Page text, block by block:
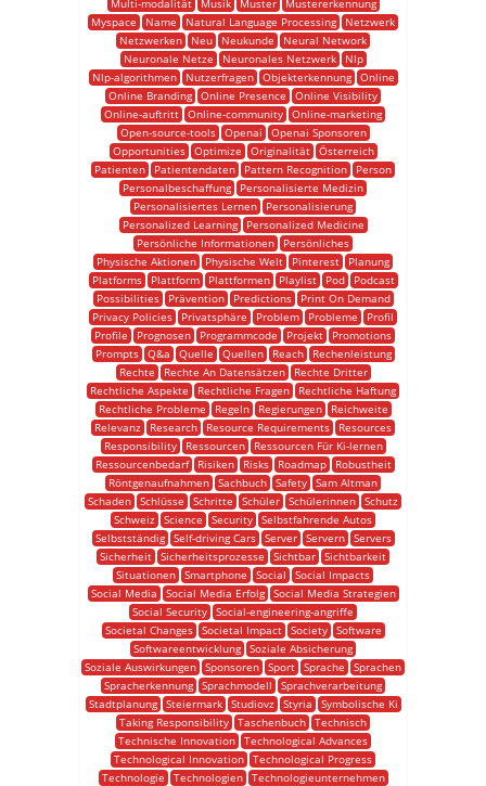
Multi-modalität Musik Muster
Mustererkennung
Myspace
Name Natural Language Processing
Netzwerk
Netzwerken
Neu Neukunde
Neural Network
Neuronale Netze
Neuronales Netzwerk
Nlp
Nlp-algorithmen
Nutzerfragen Objekterkennung
Online
Online Branding Online Presence
Online Visibility
Online-auftritt Online-community Online-marketing
Open-source-tools
Openai
Openai Sponsoren
Opportunities
Optimize Originalität
Österreich
Patienten
Patientendaten Pattern Recognition
Person
Personalbeschaffung
Personalisierte Medizin
Personalisiertes Lernen
Personalisierung
Personalized Learning
Personalized Medicine
Persönliche Informationen
Persönliches
Physische Aktionen
Physische Welt Pinterest
Planung
Platforms
Plattform Plattformen Playlist Pod
Podcast
Possibilities
Prävention Predictions
Print On Demand
Privacy Policies
Privatsphäre Problem Probleme
Profil
Profile
Prognosen Programmcode Projekt
Promotions
Prompts
Q&a Quelle Quellen Reach
Rechenleistung
Rechte
Rechte An Datensätzen
Rechte Dritter
Rechtliche Aspekte
Rechtliche Fragen
Rechtliche Haftung
Rechtliche Probleme
Regeln Regierungen
Reichweite
Relevanz
Research Resource Requirements
Resources
Responsibility
Ressourcen
Ressourcen Für Ki-lernen
Ressourcenbedarf
Risiken Risks Roadmap
Robustheit
Röntgenaufnahmen Sachbuch Safety Sam Altman
Schaden Schlüsse Schritte Schüler Schülerinnen Schutz
Schweiz Science Security Selbstfahrende Autos
Selbstständig
Self-driving Cars Server Servern
Servers
Sicherheit Sicherheitsprozesse Sichtbar Sichtbarkeit
Situationen Smartphone Social
Social Impacts
Social Media
Social Media Erfolg
Social Media Strategien
Social Security Social-engineering-angriffe
Societal Changes
Societal Impact Society
Software
Softwareentwicklung Soziale Absicherung
Soziale Auswirkungen Sponsoren Sport Sprache
Sprachen
Spracherkennung Sprachmodell
Sprachverarbeitung
Stadtplanung
Steiermark Studiovz Styria
Symbolische Ki
Taking Responsibility Taschenbuch Technisch
Technische Innovation Technological Advances
Technological Innovation Technological Progress
Technologie
Technologien
Technologieunternehmen